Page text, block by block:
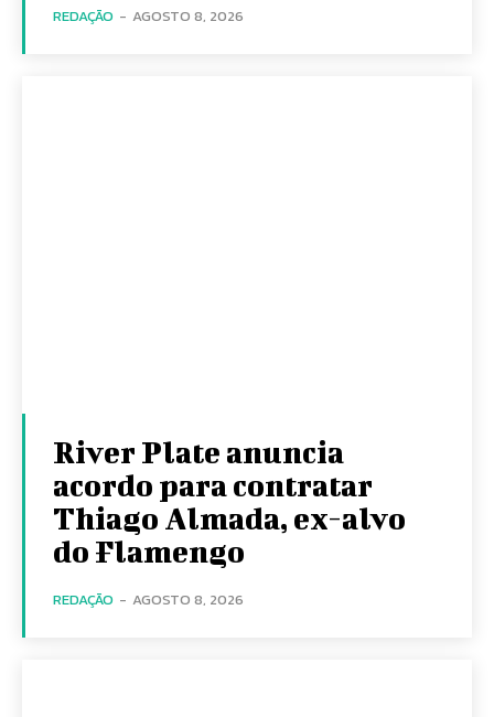
REDAÇÃO - AGOSTO 8, 2026
River Plate anuncia
acordo para contratar
Thiago Almada, ex-alvo
do Flamengo
REDAÇÃO - AGOSTO 8, 2026